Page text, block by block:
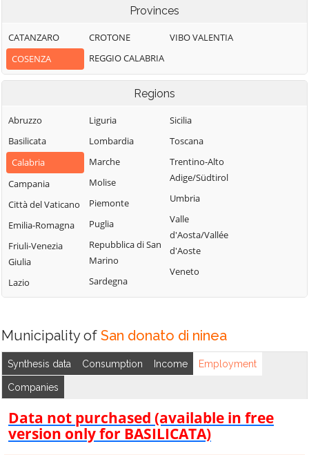
Aprigliano
Belmonte
Calabro
Bianchi
Bisignano
Bocchigliero
Bonifati
Buonvicino
Calopezzati
Cariati
Carolei
Carpanzano
Casali del Manco
Cassano all'Ionio
Castiglione
Piemontese
Lago
Laino Castello
Lappano
Lattarico
Longobardi
Longobucco
Lungro
Luzzi
Mandatoriccio
Mangone
Marano
Principato
Marzi
San Benedetto
Albanese
San Demetrio
Corone
San Donato di
Ninea
San Fili
San Giorgio
Albanese
San Giovanni in
Fiore
San Lorenzo
Bellizzi
San Marco
Argentano
San Nicola Arcella
San Pietro in
Provinces
CATANZARO
COSENZA
CROTONE
REGGIO CALABRIA
VIBO VALENTIA
Regions
Abruzzo
Basilicata
Calabria
Campania
Città del Vaticano
Emilia-Romagna
Friuli-Venezia
Giulia
Lazio
Liguria
Lombardia
Marche
Molise
Piemonte
Puglia
Repubblica di San
Marino
Sardegna
Sicilia
Toscana
Trentino-Alto
Adige/Südtirol
Umbria
Valle
d'Aosta/Vallée
d'Aoste
Veneto
Municipality of San donato di ninea
Synthesis data Consumption Income Employment
Companies
Data not purchased (available in free
version only for BASILICATA)